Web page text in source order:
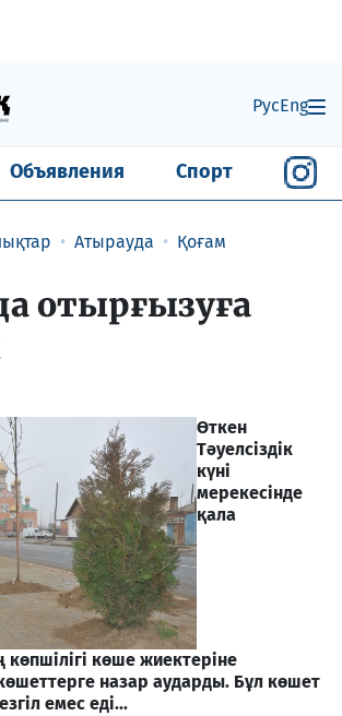
РусEng
Объявления Спорт
Атырауда Қоғам
отырғызуға
Өткен
Тәуелсіздік
күні
мерекесінде
қала
көше жиектеріне
назар аударды. Бұл көшет
емес еді...